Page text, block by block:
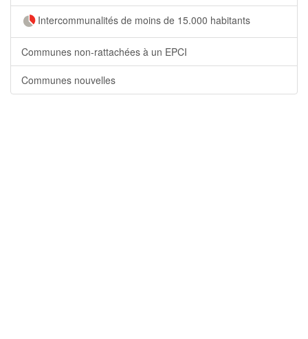
Intercommunalités de moins de 15.000 habitants
Communes non-rattachées à un EPCI
Communes nouvelles